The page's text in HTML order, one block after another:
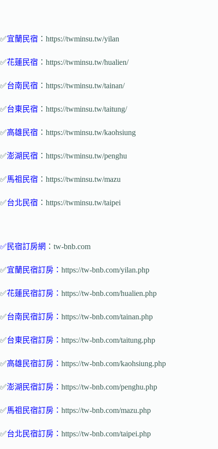
✅宜蘭民宿 ：https://twminsu.tw/yilan
✅花蓮民宿 ：https://twminsu.tw/hualien/
✅台南民宿 ：https://twminsu.tw/tainan/
✅台東民宿 ：https://twminsu.tw/taitung/
✅高雄民宿 ：https://twminsu.tw/kaohsiung
✅澎湖民宿 ：https://twminsu.tw/penghu
✅馬祖民宿 ：https://twminsu.tw/mazu
✅台北民宿 ：https://twminsu.tw/taipei
✅ 民宿訂房網 ：tw-bnb.com
✅宜蘭民宿訂房 ： https://tw-bnb.com/yilan.php
✅花蓮民宿訂房 ： https://tw-bnb.com/hualien.php
✅台南民宿訂房 ： https://tw-bnb.com/tainan.php
✅台東民宿訂房 ： https://tw-bnb.com/taitung.php
✅高雄民宿訂房 ： https://tw-bnb.com/kaohsiung.php
✅澎湖民宿訂房 ： https://tw-bnb.com/penghu.php
✅馬祖民宿訂房： https://tw-bnb.com/mazu.php
✅台北民宿訂房 ： https://tw-bnb.com/taipei.php